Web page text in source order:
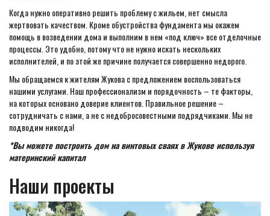
Когда нужно оперативно решить проблему с жильем, нет смысла
жертвовать качеством. Кроме обустройства фундамента мы окажем
помощь в возведении дома и выполним в нем «под ключ» все отделочные
процессы. Это удобно, потому что не нужно искать нескольких
исполнителей, и по этой же причине получается совершенно недорого.
Мы обращаемся к жителям Жукова с предложением воспользоваться
нашими услугами. Наш профессионализм и порядочность – те факторы,
на которых основано доверие клиентов. Правильное решение –
сотрудничать с нами, а не с недобросовестными подрядчиками. Мы не
подводим никогда!
*Вы можете построить дом на винтовых сваях в Жукове используя
материнский капитал
Наши проекты